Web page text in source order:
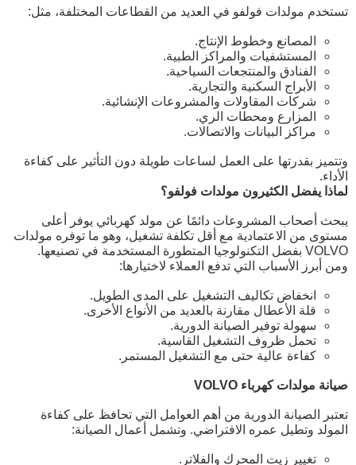
تستخدم مولدات فولفو في العديد من القطاعات المختلفة، مثل:
المصانع وخطوط الإنتاج.
المستشفيات والمراكز الطبية.
الفنادق والمنتجعات السياحية.
الأبراج السكنية والتجارية.
شركات المقاولات والمشروعات الإنشائية.
المزارع ومحطات الري.
مراكز البيانات والاتصالات.
وتتميز بقدرتها على العمل لساعات طويلة دون التأثير على كفاءة
الأداء.
لماذا يفضل الكثيرون مولدات فولفو؟
يبحث أصحاب المشروعات دائمًا عن مولد كهربائي يوفر أعلى
مستوى من الاعتمادية مع أقل تكلفة تشغيل، وهو ما توفره مولدات
VOLVO بفضل التكنولوجيا المتطورة المستخدمة في تصنيعها.
ومن أبرز الأسباب التي تدفع العملاء لاختيارها:
انخفاض تكاليف التشغيل على المدى الطويل.
قلة الأعطال مقارنة بالعديد من الأنواع الأخرى.
سهولة توفير الصيانة الدورية.
تحمل ظروف التشغيل القاسية.
كفاءة عالية حتى مع التشغيل المستمر.
صيانة مولدات كهرباء VOLVO
تعتبر الصيانة الدورية من أهم العوامل التي تحافظ على كفاءة
المولد وتطيل عمره الافتراضي. وتشمل أعمال الصيانة:
تغيير زيت المحرك والفلاتر.